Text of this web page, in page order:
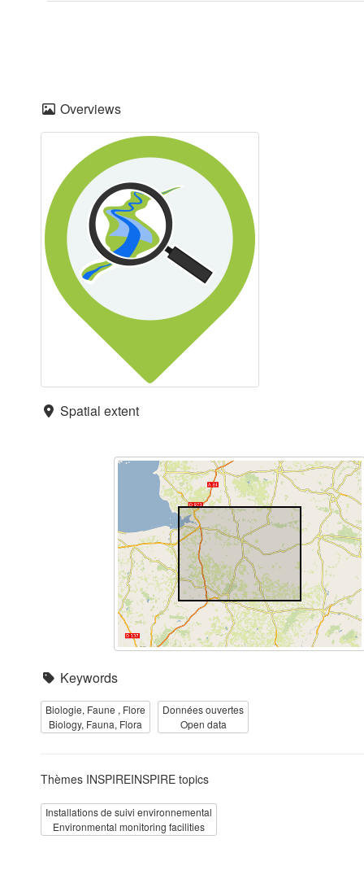
Overviews
Spatial extent
Keywords
Biologie, Faune , Flore
Biology, Fauna, Flora
Données ouvertes
Open data
Thèmes INSPIREINSPIRE topics
Installations de suivi environnemental
Environmental monitoring facilities